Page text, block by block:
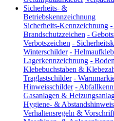
Sicherheits- &
Betriebskennzeichnung
Sicherheits-Kennzeichnung -
Brandschutzzeichen -
Verbotszeichen -
Winterschilder -
Lagerkennzeichnung -
Klebebuchstaben &
Traglastschilder -
Hinweisschilder -
Gasanlagen &
Hygiene- &
Verhaltensregeln &